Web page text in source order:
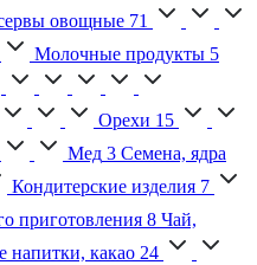
овощные 71
Молочные продукты 5
Орехи 15
Мед 3 Семена, ядра
Кондитерские изделия 7
приготовления 8 Чай,
напитки, какао 24